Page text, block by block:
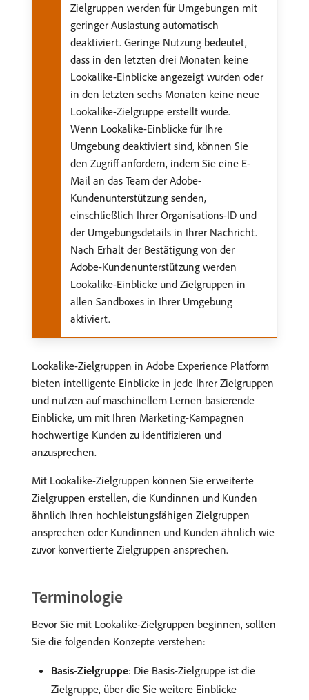
Zielgruppen werden für Umgebungen mit
geringer Auslastung automatisch
deaktiviert. Geringe Nutzung bedeutet,
dass in den letzten drei Monaten keine
Lookalike-Einblicke angezeigt wurden oder
in den letzten sechs Monaten keine neue
Lookalike-Zielgruppe erstellt wurde.
Wenn Lookalike-Einblicke für Ihre
Umgebung deaktiviert sind, können Sie
den Zugriff anfordern, indem Sie eine E-
Mail an das Team der Adobe-
Kundenunterstützung senden,
einschließlich Ihrer Organisations-ID und
der Umgebungsdetails in Ihrer Nachricht.
Nach Erhalt der Bestätigung von der
Adobe-Kundenunterstützung werden
Lookalike-Einblicke und Zielgruppen in
allen Sandboxes in Ihrer Umgebung
aktiviert.
Lookalike-Zielgruppen in Adobe Experience Platform
bieten intelligente Einblicke in jede Ihrer Zielgruppen
und nutzen auf maschinellem Lernen basierende
Einblicke, um mit Ihren Marketing-Kampagnen
hochwertige Kunden zu identifizieren und
anzusprechen.
Mit Lookalike-Zielgruppen können Sie erweiterte
Zielgruppen erstellen, die Kundinnen und Kunden
ähnlich Ihren hochleistungsfähigen Zielgruppen
ansprechen oder Kundinnen und Kunden ähnlich wie
zuvor konvertierte Zielgruppen ansprechen.
Terminologie
Bevor Sie mit Lookalike-Zielgruppen beginnen, sollten
Sie die folgenden Konzepte verstehen:
Basis-Zielgruppe: Die Basis-Zielgruppe ist die
Zielgruppe, über die Sie weitere Einblicke